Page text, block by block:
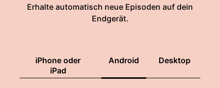
Erhalte automatisch neue Episoden auf dein
Endgerät.
iPhone oder
iPad
Android Desktop